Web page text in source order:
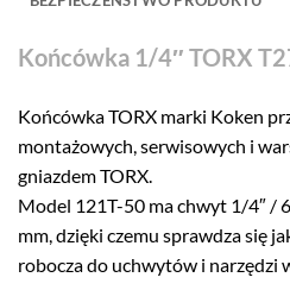
Końcówka 1/4″ TORX
Końcówka TORX marki Koken
montażowych, serwisowych i
gniazdem TORX.
Model 121T-50 ma chwyt 1/4″ /
mm, dzięki czemu sprawdza się
robocza do uchwytów i narzędzi